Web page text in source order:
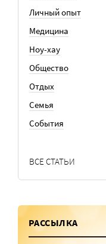
Личный опыт
Медицина
Ноу-хау
Общество
Отдых
Семья
События
ВСЕ СТАТЬИ
РАССЫЛКА